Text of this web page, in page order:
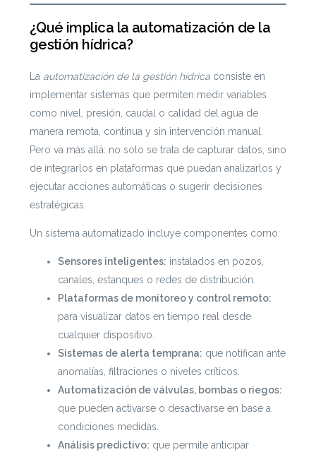
¿Qué implica la automatización de la
gestión hídrica?
La automatización de la gestión hídricaconsiste en
implementar sistemas que permiten medir variables
como nivel, presión, caudal o calidad del agua de
manera remota, continua y sin intervención manual.
Pero va más allá: no solo se trata de capturar datos, sino
de integrarlos en plataformas que puedan analizarlos y
ejecutar acciones automáticas o sugerir decisiones
estratégicas.
Un sistema automatizado incluye componentes como:
Sensores inteligentes: instalados en pozos,
canales, estanques o redes de distribución.
Plataformas de monitoreo y control remoto:
para visualizar datos en tiempo real desde
cualquier dispositivo.
Sistemas de alerta temprana: que notifican ante
anomalías, filtraciones o niveles críticos.
Automatización de válvulas, bombas o riegos:
que pueden activarse o desactivarse en base a
condiciones medidas.
Análisis predictivo: que permite anticipar